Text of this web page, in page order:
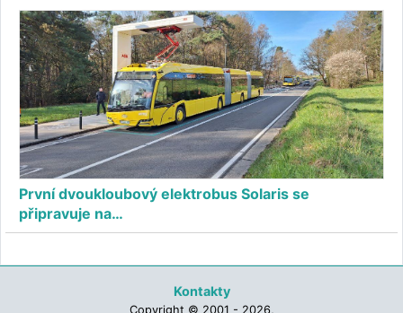
První dvoukloubový elektrobus Solaris se
připravuje na…
Kontakty
Copyright © 2001 - 2026,